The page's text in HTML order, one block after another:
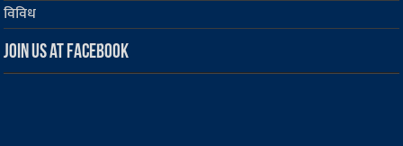
विविध
Join us at Facebook